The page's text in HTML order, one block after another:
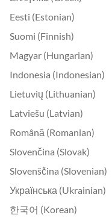
Eesti (Estonian)
Suomi (Finnish)
Magyar (Hungarian)
Indonesia (Indonesian)
Lietuvių (Lithuanian)
Latviešu (Latvian)
Română (Romanian)
Slovenčina (Slovak)
Slovenščina (Slovenian)
Українська (Ukrainian)
한국어 (Korean)